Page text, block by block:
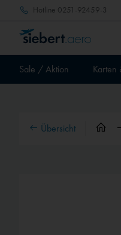
Hotline 0251-92459-3
Sale / Aktion Karten
Übersicht